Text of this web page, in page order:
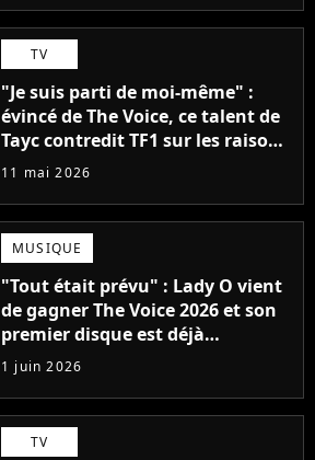
TV
"Je suis parti de moi-même" :
évincé de The Voice, ce talent de
Tayc contredit TF1 sur les raisons
de son élimination
11 mai 2026
MUSIQUE
"Tout était prévu" : Lady O vient
de gagner The Voice 2026 et son
premier disque est déjà
disponible
1 juin 2026
TV